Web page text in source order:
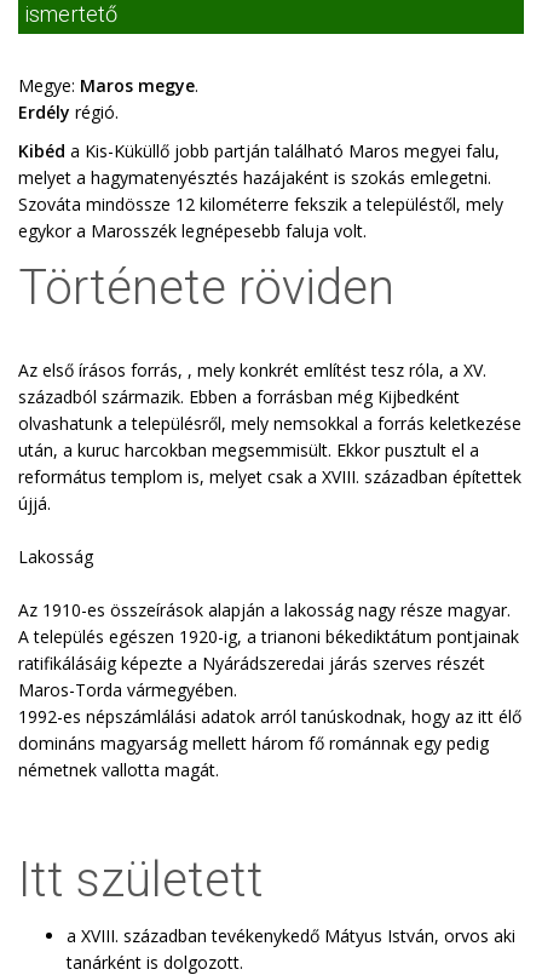
ismertető
Megye: Maros megye.
Erdély régió.
Kibéd a Kis-Küküllő jobb partján található Maros megyei falu,
melyet a hagymatenyésztés hazájaként is szokás emlegetni.
Szováta mindössze 12 kilométerre fekszik a településtől, mely
egykor a Marosszék legnépesebb faluja volt.
Története röviden
Az első írásos forrás, , mely konkrét említést tesz róla, a XV.
századból származik. Ebben a forrásban még Kijbedként
olvashatunk a településről, mely nemsokkal a forrás keletkezése
után, a kuruc harcokban megsemmisült. Ekkor pusztult el a
református templom is, melyet csak a XVIII. században építettek
újjá.
Lakosság
Az 1910-es összeírások alapján a lakosság nagy része magyar.
A település egészen 1920-ig, a trianoni békediktátum pontjainak
ratifikálásáig képezte a Nyárádszeredai járás szerves részét
Maros-Torda vármegyében.
1992-es népszámlálási adatok arról tanúskodnak, hogy az itt élő
domináns magyarság mellett három fő románnak egy pedig
németnek vallotta magát.
Itt született
a XVIII. században tevékenykedő Mátyus István, orvos aki
tanárként is dolgozott.